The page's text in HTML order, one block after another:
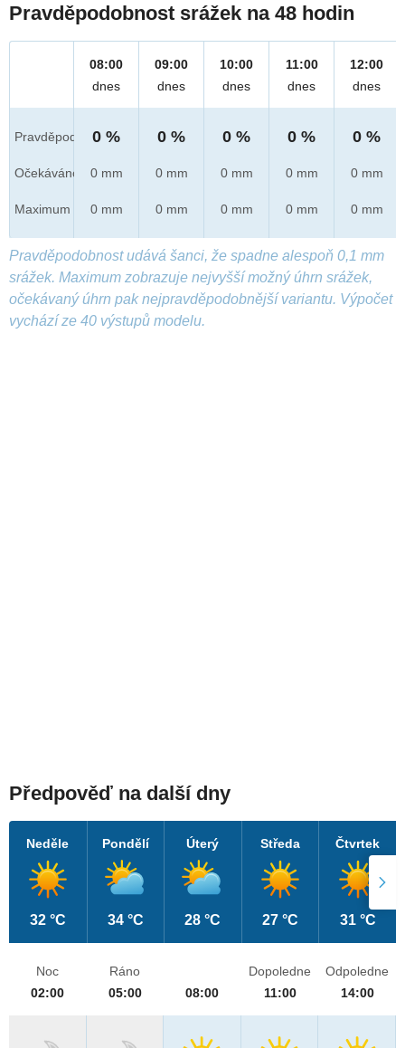
Pravděpodobnost srážek na 48 hodin
Pravděpod.
Očekáváno
Maximum
08:00
dnes
0 %
0 mm
0 mm
09:00
dnes
0 %
0 mm
0 mm
10:00
dnes
0 %
0 mm
0 mm
11:00
dnes
0 %
0 mm
0 mm
12:00
dnes
0 %
0 mm
0 mm
Pravděpodobnost udává šanci, že spadne alespoň 0,1 mm
srážek. Maximum zobrazuje nejvyšší možný úhrn srážek,
očekávaný úhrn pak nejpravděpodobnější variantu. Výpočet
vychází ze 40 výstupů modelu.
Předpověď na další dny
Neděle
32 °C
Pondělí
34 °C
Úterý
28 °C
Středa
27 °C
Čtvrtek
31 °C
Noc
02:00
Ráno
05:00
08:00
Dopoledne
11:00
Odpoledne
14:00